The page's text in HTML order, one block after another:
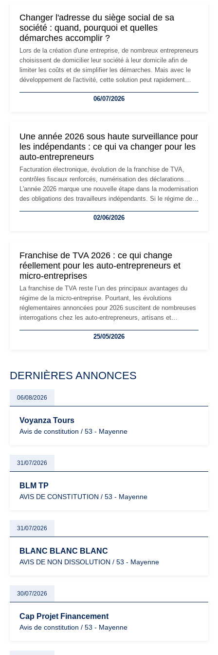
Changer l'adresse du siège social de sa
société : quand, pourquoi et quelles
démarches accomplir ?
Lors de la création d'une entreprise, de nombreux entrepreneurs
choisissent de domicilier leur société à leur domicile afin de
limiter les coûts et de simplifier les démarches. Mais avec le
développement de l'activité, cette solution peut rapidement
professionnels, recrutement, image de marque… Le
06/07/2026
Une année 2026 sous haute surveillance pour
les indépendants : ce qui va changer pour les
auto-entrepreneurs
Facturation électronique, évolution de la franchise de TVA,
contrôles fiscaux renforcés, numérisation des déclarations…
L'année 2026 marque une nouvelle étape dans la modernisation
des obligations des travailleurs indépendants. Si le régime de
les auto-entrepreneurs devront s'adapter à un environnement
02/06/2026
Franchise de TVA 2026 : ce qui change
réellement pour les auto-entrepreneurs et
micro-entreprises
La franchise de TVA reste l’un des principaux avantages du
régime de la micro-entreprise. Pourtant, les évolutions
réglementaires annoncées pour 2026 suscitent de nombreuses
interrogations chez les auto-entrepreneurs, artisans et
facturation ou risque de bascule vers la TVA : les règles
25/05/2026
DERNIÈRES ANNONCES
06/08/2026
Voyanza Tours
Avis de constitution / 53 - Mayenne
31/07/2026
BLM TP
AVIS DE CONSTITUTION / 53 - Mayenne
31/07/2026
BLANC BLANC BLANC
AVIS DE NON DISSOLUTION / 53 - Mayenne
30/07/2026
Cap Projet Financement
Avis de constitution / 53 - Mayenne